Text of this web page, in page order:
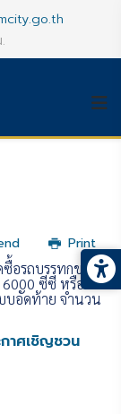
Print
ซื้อรถบรรทุกขยะ
ซีซี หรือ
บอัดท้าย จำนวน
าศเชิญชวน